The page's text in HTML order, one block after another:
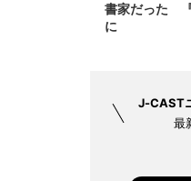
書家だった
に
J-CAST
最